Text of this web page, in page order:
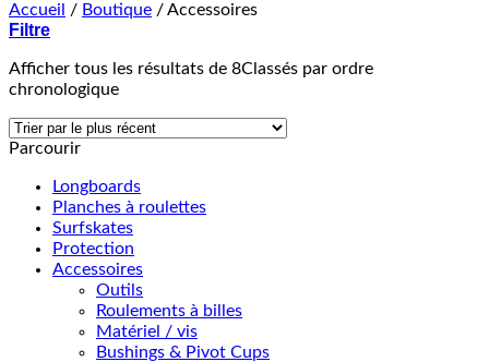
Accueil / Boutique /Accessoires
Filtre
Afficher tous les résultats de 8Classés par ordre
chronologique
Parcourir
Longboards
Planches à roulettes
Surfskates
Protection
Accessoires
Outils
Roulements à billes
Matériel / vis
Bushings & Pivot Cups